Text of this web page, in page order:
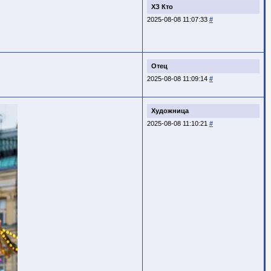
ХЗ Кто
2025-08-08 11:07:33 #
Отец
2025-08-08 11:09:14 #
Художница
2025-08-08 11:10:21 #